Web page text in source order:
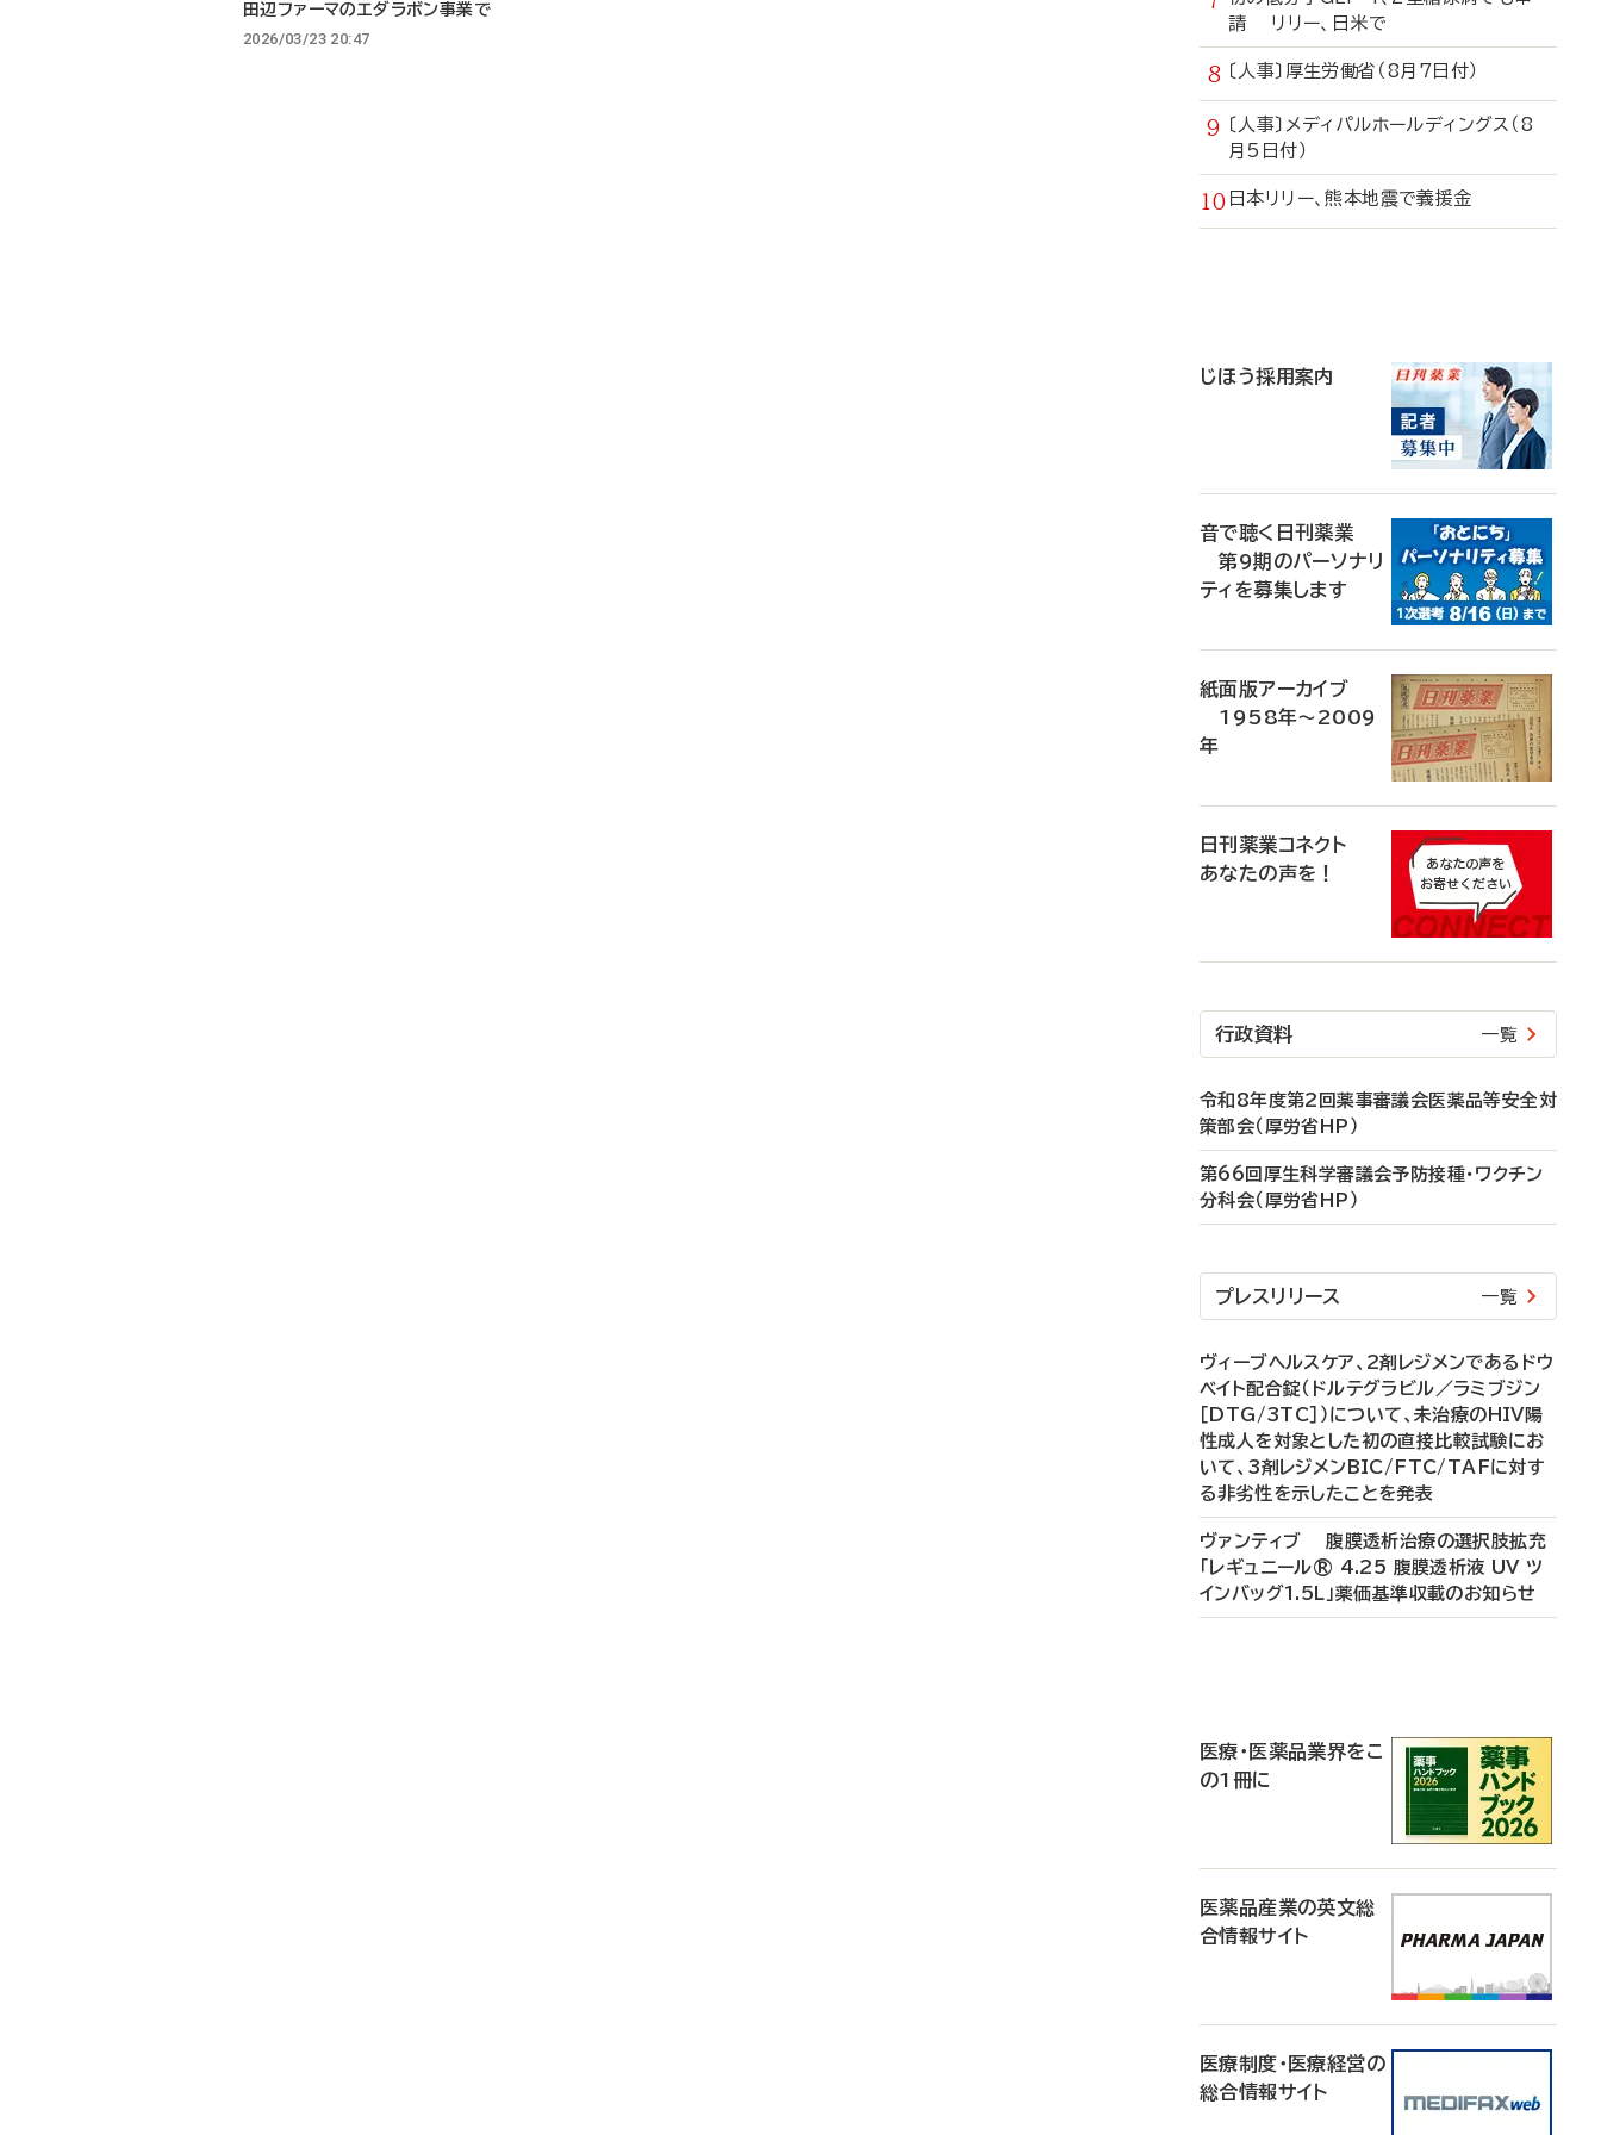
田辺ファーマのエダラボン事業で
2026/03/23 20:47
請 リリー、日米で
〔人事〕厚生労働省（8月7日付）
〔人事〕メディパルホールディングス（8
月5日付）
日本リリー、熊本地震で義援金
じほう採用案内
音で聴く日刊薬業
第9期のパーソナリ
ティを募集します
紙面版アーカイブ
1958年～2009
年
日刊薬業コネクト
あなたの声を！
行政資料 一覧
令和8年度第2回薬事審議会医薬品等安全対
策部会（厚労省HP）
第66回厚生科学審議会予防接種・ワクチン
分科会（厚労省HP）
プレスリリース 一覧
ヴィーブヘルスケア、2剤レジメンであるドウ
ベイト配合錠（ドルテグラビル／ラミブジン
［DTG/3TC］）について、未治療のHIV陽
性成人を対象とした初の直接比較試験にお
いて、3剤レジメンBIC/FTC/TAFに対す
る非劣性を示したことを発表
ヴァンティブ 腹膜透析治療の選択肢拡充
「レギュニール® 4.25 腹膜透析液 UV ツ
インバッグ1.5L」薬価基準収載のお知らせ
医療・医薬品業界をこ
の1冊に
医薬品産業の英文総
合情報サイト
医療制度・医療経営の
総合情報サイト